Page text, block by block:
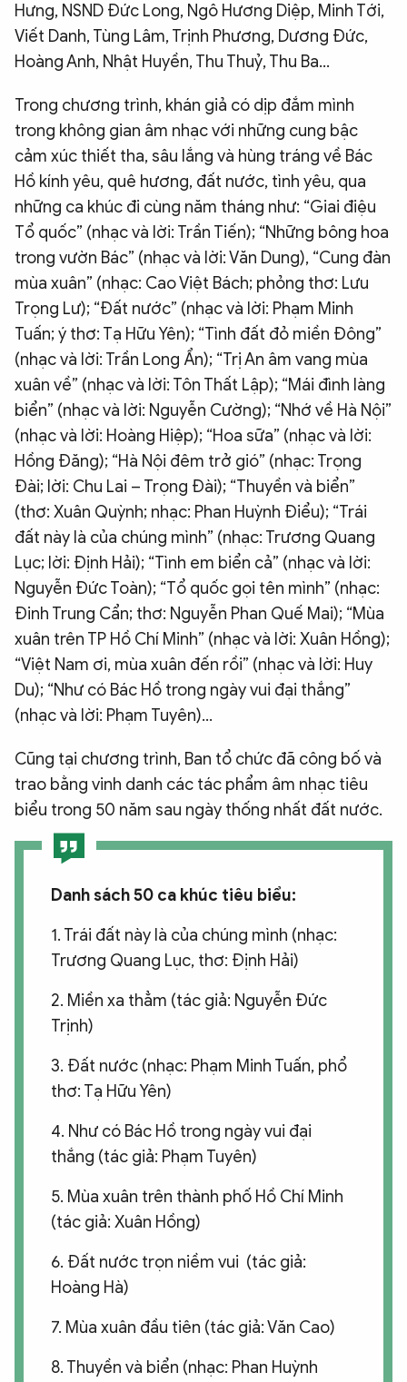
Hưng, NSND Đức Long, Ngô Hương Diệp, Minh Tới,
Viết Danh, Tùng Lâm, Trịnh Phương, Dương Đức,
Hoàng Anh, Nhật Huyền, Thu Thuỷ, Thu Ba…
Trong chương trình, khán giả có dịp đắm mình
trong không gian âm nhạc với những cung bậc
cảm xúc thiết tha, sâu lắng và hùng tráng về Bác
Hồ kính yêu, quê hương, đất nước, tình yêu, qua
những ca khúc đi cùng năm tháng như: “Giai điệu
Tổ quốc” (nhạc và lời: Trần Tiến); “Những bông hoa
trong vườn Bác” (nhạc và lời: Văn Dung), “Cung đàn
mùa xuân” (nhạc: Cao Việt Bách; phỏng thơ: Lưu
Trọng Lư); “Đất nước” (nhạc và lời: Phạm Minh
Tuấn; ý thơ: Tạ Hữu Yên); “Tình đất đỏ miền Đông”
(nhạc và lời: Trần Long Ẩn); “Trị An âm vang mùa
xuân về” (nhạc và lời: Tôn Thất Lập); “Mái đình làng
biển” (nhạc và lời: Nguyễn Cường); “Nhớ về Hà Nội”
(nhạc và lời: Hoàng Hiệp); “Hoa sữa” (nhạc và lời:
Hồng Đăng); “Hà Nội đêm trở gió” (nhạc: Trọng
Đài; lời: Chu Lai – Trọng Đài); “Thuyền và biển”
(thơ: Xuân Quỳnh; nhạc: Phan Huỳnh Điểu); “Trái
đất này là của chúng mình” (nhạc: Trương Quang
Lục; lời: Định Hải); “Tình em biển cả” (nhạc và lời:
Nguyễn Đức Toàn); “Tổ quốc gọi tên mình” (nhạc:
Đinh Trung Cẩn; thơ: Nguyễn Phan Quế Mai); “Mùa
xuân trên TP Hồ Chí Minh” (nhạc và lời: Xuân Hồng);
“Việt Nam ơi, mùa xuân đến rồi” (nhạc và lời: Huy
Du); “Như có Bác Hồ trong ngày vui đại thắng”
(nhạc và lời: Phạm Tuyên)...
Cũng tại chương trình, Ban tổ chức đã công bố và
trao bằng vinh danh các tác phẩm âm nhạc tiêu
biểu trong 50 năm sau ngày thống nhất đất nước.
Danh sách 50 ca khúc tiêu biểu:
1. Trái đất này là của chúng mình (nhạc:
Trương Quang Lục, thơ: Định Hải)
2. Miền xa thẳm (tác giả: Nguyễn Đức
Trịnh)
3. Đất nước (nhạc: Phạm Minh Tuấn, phổ
thơ: Tạ Hữu Yên)
4. Như có Bác Hồ trong ngày vui đại
thắng (tác giả: Phạm Tuyên)
5. Mùa xuân trên thành phố Hồ Chí Minh
(tác giả: Xuân Hồng)
6. Đất nước trọn niềm vui (tác giả:
Hoàng Hà)
7. Mùa xuân đầu tiên (tác giả: Văn Cao)
8. Thuyền và biển (nhạc: Phan Huỳnh